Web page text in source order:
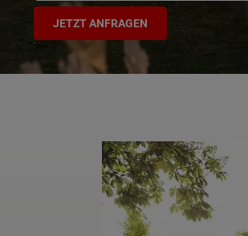
JETZT ANFRAGEN